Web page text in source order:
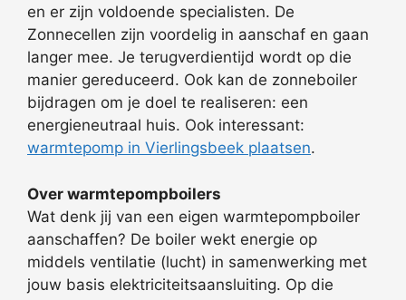
en er zijn voldoende specialisten. De
Zonnecellen zijn voordelig in aanschaf en gaan
langer mee. Je terugverdientijd wordt op die
manier gereduceerd. Ook kan de zonneboiler
bijdragen om je doel te realiseren: een
energieneutraal huis. Ook interessant:
warmtepomp in Vierlingsbeek plaatsen.
Over warmtepompboilers
Wat denk jij van een eigen warmtepompboiler
aanschaffen? De boiler wekt energie op
middels ventilatie (lucht) in samenwerking met
jouw basis elektriciteitsaansluiting. Op die